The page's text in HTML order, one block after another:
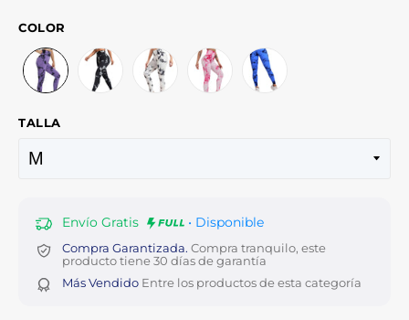
COLOR
TALLA
Envío Gratis • Disponible
Compra Garantizada. Compra tranquilo, este
producto tiene 30 días de garantía
Más Vendido Entre los productos de esta categoría